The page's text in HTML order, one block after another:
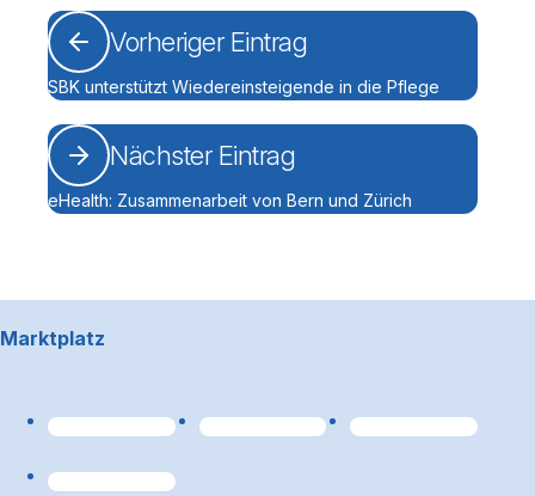
Vorheriger Eintrag
SBK unterstützt Wiedereinsteigende in die Pflege
Nächster Eintrag
eHealth: Zusammenarbeit von Bern und Zürich
Marktplatz